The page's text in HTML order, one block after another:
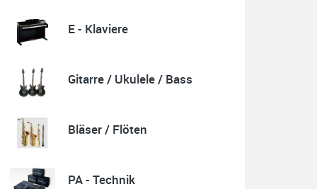
Quelle: Google-Rezension
Korrespondenz, Kommunikation und Verkauf top.
Abholung der Ware reibungslos.
Sehr zu empfehlen....
auch nah!
E - Klaviere
Gitarre / Ukulele / Bass
Bläser / Flöten
PA - Technik